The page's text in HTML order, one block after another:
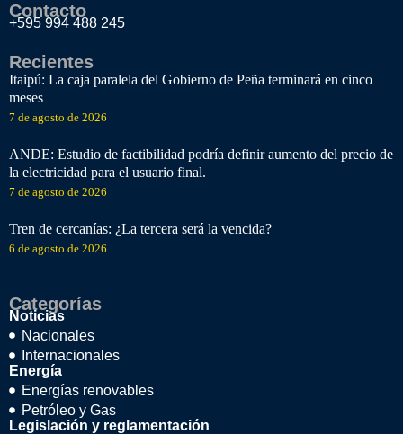
Contacto
+595 994 488 245
Recientes
Itaipú: La caja paralela del Gobierno de Peña terminará en cinco
meses
7 de agosto de 2026
ANDE: Estudio de factibilidad podría definir aumento del precio de
la electricidad para el usuario final.
7 de agosto de 2026
Tren de cercanías: ¿La tercera será la vencida?
6 de agosto de 2026
Categorías
Noticias
Nacionales
Internacionales
Energía
Energías renovables
Petróleo y Gas
Legislación y reglamentación